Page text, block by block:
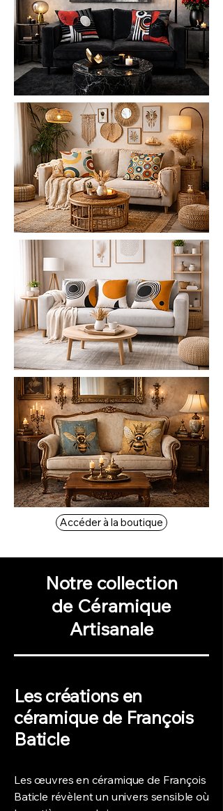
Accéder à la boutique
Notre collection
de Céramique
Artisanale
Les créations en
céramique de François
Baticle
Les œuvres en céramique de François
Baticle révèlent un univers sensible où